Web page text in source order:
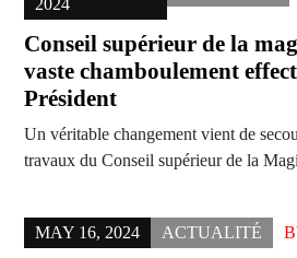
2024
Conseil supérieur de la
vaste chamboulement
Président
Un véritable changement vient de
travaux du Conseil supérieur de la
MAY 16, 2024 ACTUALITÉ